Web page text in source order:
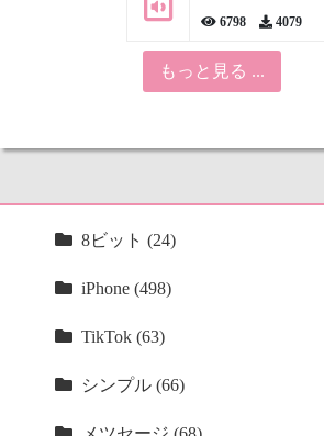
6798 4079
もっと見る ...
8ビット (24)
iPhone (498)
TikTok (63)
シンプル (66)